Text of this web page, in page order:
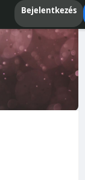
Bejelentkezés